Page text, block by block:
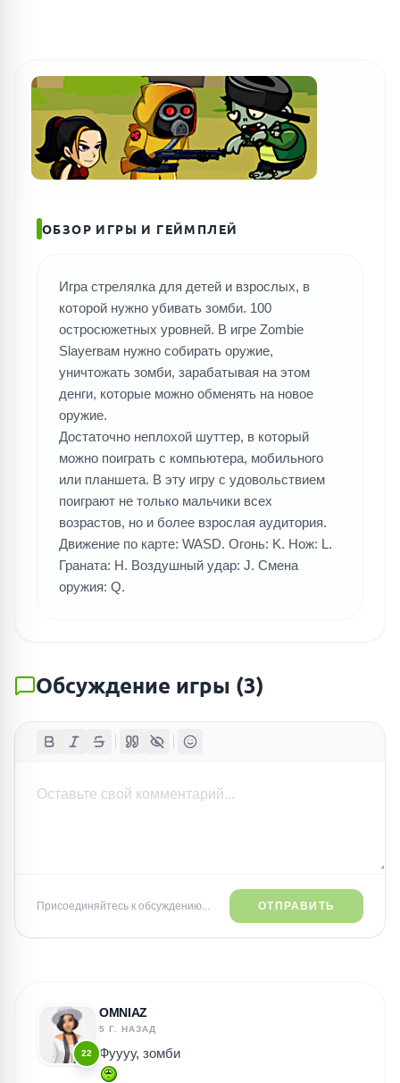
ОБЗОР ИГРЫ И ГЕЙМПЛЕЙ
Игра стрелялка для детей и взрослых, в
которой нужно убивать зомби. 100
остросюжетных уровней. В игре Zombie
Slayerвам нужно собирать оружие,
уничтожать зомби, зарабатывая на этом
денги, которые можно обменять на новое
оружие.
Достаточно неплохой шуттер, в который
можно поиграть с компьютера, мобильного
или планшета. В эту игру с удовольствием
поиграют не только мальчики всех
возрастов, но и более взрослая аудитория.
Движение по карте: WASD. Огонь: K. Нож: L.
Граната: H. Воздушный удар: J. Смена
оружия: Q.
Обсуждение игры (3)
Присоединяйтесь к обсуждению... ОТПРАВИТЬ
22
OMNIAZ
5 Г. НАЗАД
Фуууу, зомби